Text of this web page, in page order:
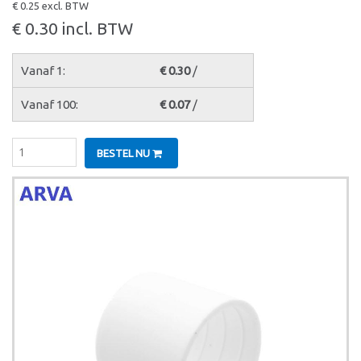
€ 0.25 excl. BTW
€ 0.30 incl. BTW
Vanaf 1: € 0.30/
Vanaf 100: € 0.07/
BESTEL NU